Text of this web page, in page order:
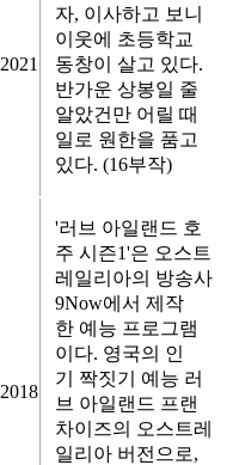
2021
자, 이사하고 보니
이웃에 초등학교
동창이 살고 있다.
반가운 상봉일 줄
알았건만 어릴 때
일로 원한을 품고
있다. (16부작)
2018
'러브 아일랜드 호
주 시즌1'은 오스트
레일리아의 방송사
9Now에서 제작
한 예능 프로그램
이다. 영국의 인
기 짝짓기 예능 러
브 아일랜드 프랜
차이즈의 오스트레
일리아 버전으로,